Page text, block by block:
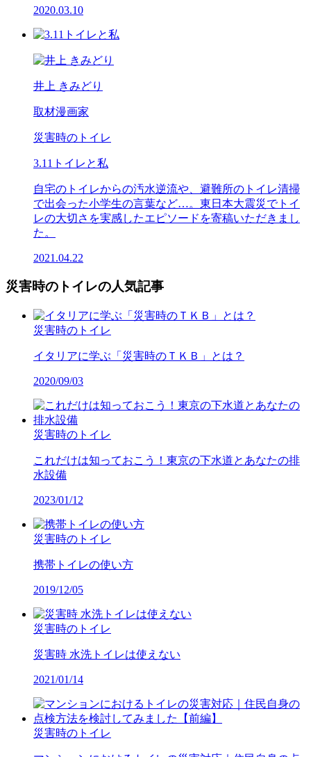
2020.03.10
井上 きみどり
取材漫画家
災害時のトイレ
3.11トイレと私
自宅のトイレからの汚水逆流や、避難所のトイレ清掃
で出会った小学生の言葉など…。東日本大震災でトイ
レの大切さを実感したエピソードを寄稿いただきまし
た。
2021.04.22
災害時のトイレの人気記事
災害時のトイレ
イタリアに学ぶ「災害時のＴＫＢ」とは？
2020/09/03
災害時のトイレ
これだけは知っておこう！東京の下水道とあなたの排
水設備
2023/01/12
災害時のトイレ
携帯トイレの使い方
2019/12/05
災害時のトイレ
災害時 水洗トイレは使えない
2021/01/14
災害時のトイレ